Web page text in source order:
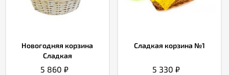
Новогодняя корзина
Сладкая
5 860 ₽
Сладкая корзина №1
5 330₽